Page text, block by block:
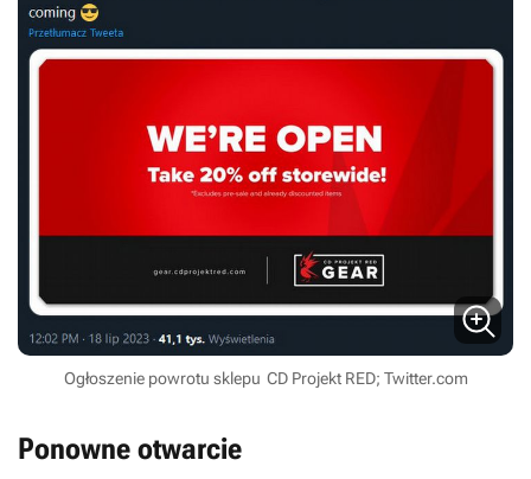
Ogłoszenie powrotu sklepu CD Projekt RED; Twitter.com
Ponowne otwarcie